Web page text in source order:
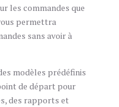
les commandes que
permettra
sans avoir à
modèles prédéfinis
de départ pour
des rapports et